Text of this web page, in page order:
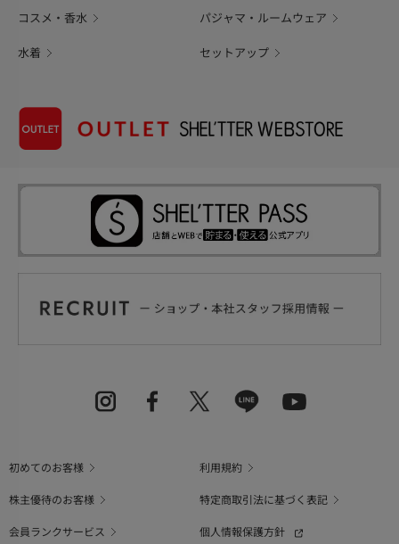
コスメ・香水 パジャマ・ルームウェア
水着 セットアップ
初めてのお客様
利用規約
株主優待のお客様
特定商取引法に基づく表記
会員ランクサービス
個人情報保護方針